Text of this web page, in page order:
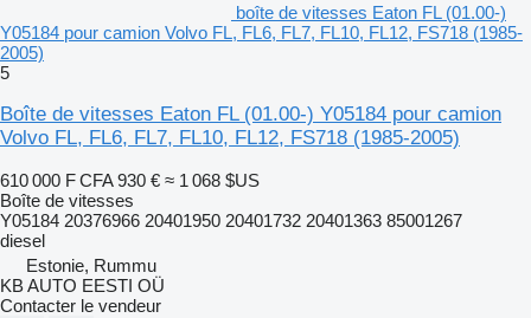
boîte de vitesses Eaton FL (01.00-)
Y05184 pour camion Volvo FL, FL6, FL7, FL10, FL12, FS718 (1985-
2005)
5
Boîte de vitesses Eaton FL (01.00-) Y05184 pour camion
Volvo FL, FL6, FL7, FL10, FL12, FS718 (1985-2005)
610 000 F CFA 930 € ≈ 1 068 $US
Boîte de vitesses
Y05184 20376966 20401950 20401732 20401363 85001267
diesel
Estonie, Rummu
KB AUTO EESTI OÜ
Contacter le vendeur